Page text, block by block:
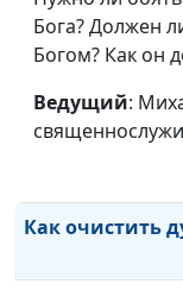
Бога? Должен
Богом? Как он
Ведущий:
Служители
необычные
люди
Инвестиция
Как очистить